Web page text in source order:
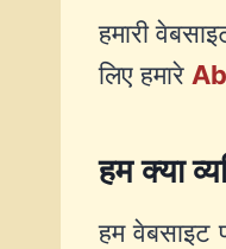
हमारी
लिए हमारे
हम क्या
हम वेबसाइट